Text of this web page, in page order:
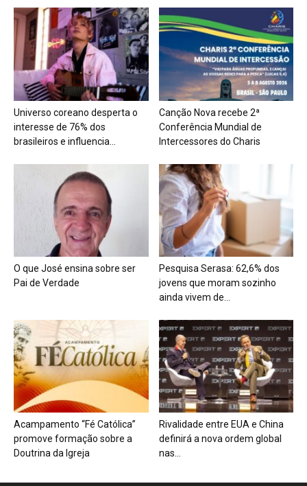
Universo coreano desperta o
interesse de 76% dos
brasileiros e influencia...
Canção Nova recebe 2ª
Conferência Mundial de
Intercessores do Charis
O que José ensina sobre ser
Pai de Verdade
Pesquisa Serasa: 62,6% dos
jovens que moram sozinho
ainda vivem de...
Acampamento “Fé Católica”
promove formação sobre a
Doutrina da Igreja
Rivalidade entre EUA e China
definirá a nova ordem global
nas...